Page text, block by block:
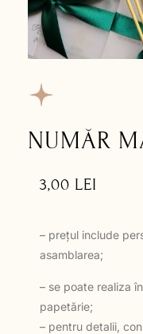
NUMĂR
3,00 LEI
– prețul include
asamblarea;
– se poate realiza
papetărie;
– pentru detalii,